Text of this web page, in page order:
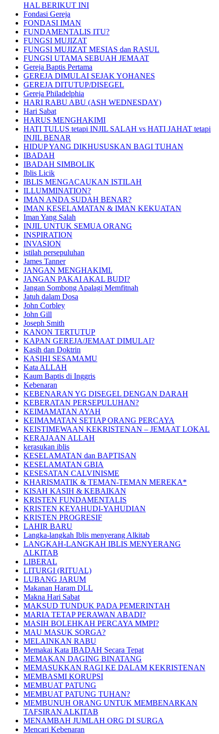
HAL BERIKUT INI
Fondasi Gereja
FONDASI IMAN
FUNDAMENTALIS ITU?
FUNGSI MUJIZAT
FUNGSI MUJIZAT MESIAS dan RASUL
FUNGSI UTAMA SEBUAH JEMAAT
Gereja Baptis Pertama
GEREJA DIMULAI SEJAK YOHANES
GEREJA DITUTUP/DISEGEL
Gereja Philadelphia
HARI RABU ABU (ASH WEDNESDAY)
Hari Sabat
HARUS MENGHAKIMI
HATI TULUS tetapi INJIL SALAH vs HATI JAHAT tetapi
INJIL BENAR
HIDUP YANG DIKHUSUSKAN BAGI TUHAN
IBADAH
IBADAH SIMBOLIK
Iblis Licik
IBLIS MENGACAUKAN ISTILAH
ILLUMMINATION?
IMAN ANDA SUDAH BENAR?
IMAN KESELAMATAN & IMAN KEKUATAN
Iman Yang Salah
INJIL UNTUK SEMUA ORANG
INSPIRATION
INVASION
istilah persepuluhan
James Tanner
JANGAN MENGHAKIMI.
JANGAN PAKAI AKAL BUDI?
Jangan Sombong Apalagi Memfitnah
Jatuh dalam Dosa
John Corbley
John Gill
Joseph Smith
KANON TERTUTUP
KAPAN GEREJA/JEMAAT DIMULAI?
Kasih dan Doktrin
KASIHI SESAMAMU
Kata ALLAH
Kaum Baptis di Inggris
Kebenaran
KEBENARAN YG DISEGEL DENGAN DARAH
KEBERATAN PERSEPULUHAN?
KEIMAMATAN AYAH
KEIMAMATAN SETIAP ORANG PERCAYA
KEISTIMEWAAN KEKRISTENAN – JEMAAT LOKAL
KERAJAAN ALLAH
kerasukan iblis
KESELAMATAN dan BAPTISAN
KESELAMATAN GBIA
KESESATAN CALVINISME
KHARISMATIK & TEMAN-TEMAN MEREKA*
KISAH KASIH & KEBAIKAN
KRISTEN FUNDAMENTALIS
KRISTEN KEYAHUDI-YAHUDIAN
KRISTEN PROGRESIF
LAHIR BARU
Langka-langkah Iblis menyerang Alkitab
LANGKAH-LANGKAH IBLIS MENYERANG
ALKITAB
LIBERAL
LITURGI (RITUAL)
LUBANG JARUM
Makanan Haram DLL
Makna Hari Sabat
MAKSUD TUNDUK PADA PEMERINTAH
MARIA TETAP PERAWAN ABADI?
MASIH BOLEHKAH PERCAYA MMPI?
MAU MASUK SORGA?
MELAINKAN RABU
Memakai Kata IBADAH Secara Tepat
MEMAKAN DAGING BINATANG
MEMASUKKAN RAGI KE DALAM KEKRISTENAN
MEMBASMI KORUPSI
MEMBUAT PATUNG
MEMBUAT PATUNG TUHAN?
MEMBUNUH ORANG UNTUK MEMBENARKAN
TAFSIRAN ALKITAB
MENAMBAH JUMLAH ORG DI SURGA
Mencari Kebenaran